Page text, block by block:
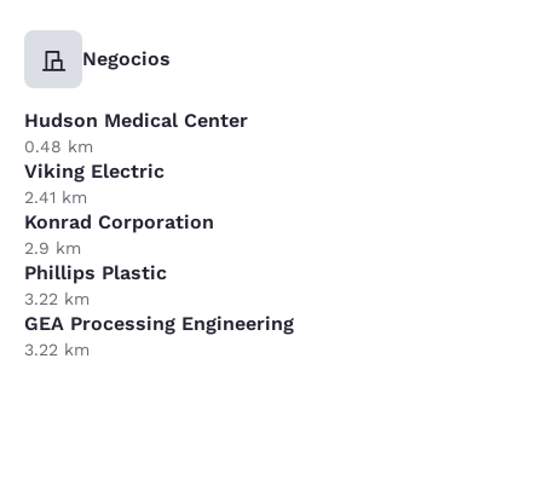
Negocios
Hudson Medical Center
0.48 km
Viking Electric
2.41 km
Konrad Corporation
2.9 km
Phillips Plastic
3.22 km
GEA Processing Engineering
3.22 km